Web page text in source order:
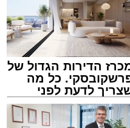
מאשדוד חסומות
בניסיון ללכוד את
איתנו קשר במייל -
הדירות הגדול של
כל מה
לדעת לפני
הצעה לדירה